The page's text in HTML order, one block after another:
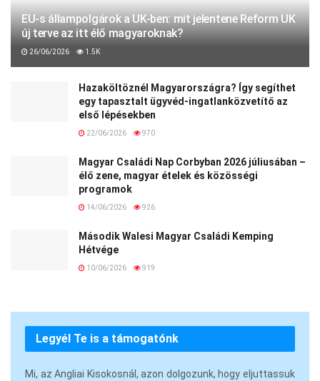
EU-s állampolgárok a UK-ben: mit jelentene Reform UK
új terve az itt élő magyaroknak?
26/06/2026 1.5K
Hazaköltöznél Magyarországra? Így segíthet
egy tapasztalt ügyvéd-ingatlanközvetítő az
első lépésekben
22/06/2026 970
Magyar Családi Nap Corbyban 2026 júliusában –
élő zene, magyar ételek és közösségi
programok
14/06/2026 926
Második Walesi Magyar Családi Kemping
Hétvége
10/06/2026 919
Legyél Te is a támogatónk
Mi, az Angliai Kisokosnál, azon dolgozunk, hogy eljuttassuk